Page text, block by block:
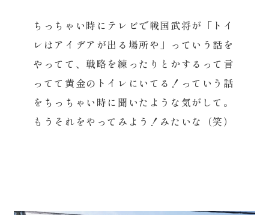
ちっちゃい時にテレビで戦国武将が「トイ
レはアイデアが出る場所や」っていう話を
やってて、戦略を練ったりとかするって言
ってて黄金のトイレにいてる！っていう話
をちっちゃい時に聞いたような気がして。
もうそれをやってみよう！みたいな（笑）